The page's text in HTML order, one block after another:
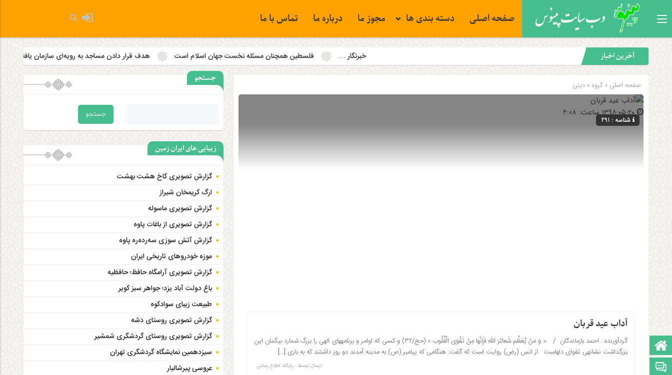
صفحه اصلی دسته بندی ها مجوز ما درباره ما تماس با ما
صفحه نخست
آخرین اخبار فلسطین همچنان مسئله نخست جهان اسلام است هدف قرار دادن مساجد به رویه‌ای سازمان‌ یافته تبدیل شده است
صفحه اصلی » گروه » دینی
۱۳۹۸-۰۵-۲۰ ساعت: 4:08
شناسه : 291
آداب عید قربان
گردآورنده : احمد بازماندگان / « وَ مَنْ یُعَظِّم شَعائِرَ اللهِ فَإِنَّها مِنْ تَقْوَی الْقُلُوب » (حج/۳۲) و کسی که اوامر و برنامه‎های الهی را بزرگ شمارد بیگمان این
بزرگداشت نشانه‎ی تقوای دلهاست از انس (رض) روایت است که گفت: هنگامی که پیامبر (ص) به مدینه آمدند دو روز داشتند که به بازی […]
ارسال توسط : پایگاه اطلاع رسانی
جستجو
زیبایی های ایران زمین
گزارش تصویری کاخ هشت‌ بهشت
ارگ کریمخان شیراز
گزارش تصویری ماسوله
گزارش تصویری از باغات پاوه
گزارش آتش سوزی سەردەرە پاوه
موزه خودروهای تاریخی ایران
گزارش تصویری آرامگاه حافظ؛ حافظیه‎
باغ دولت آباد یزد؛ جواهر سبز کویر
طبیعت زیبای سوادکوه
گزارش تصویری روستای دشه
گزارش تصویری روستای گردشگری شمشیر
سیزدهمین نمایشگاه گردشگری تهران
عروسی پیرشالیار